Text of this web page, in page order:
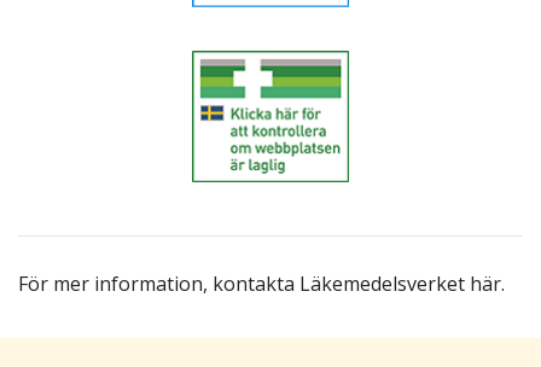
För mer information, kontakta Läkemedelsverket här.